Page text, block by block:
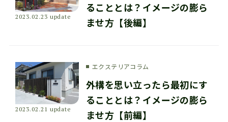
2023.02.23 update
ることとは？イメージの膨ら
ませ方【後編】
2023.02.21 update
エクステリアコラム
外構を思い立ったら最初にす
ることとは？イメージの膨ら
ませ方【前編】